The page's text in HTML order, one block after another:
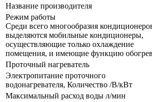
Название производителя
Режим работы
Среди всего многообразия
выделяются мобильные кондиционеры,
осуществляющие только охлаждение
помещения, и имеющие функцию
Проточный нагреватель
Электропитание проточного
водонагревателя, Количество /В/кВт
Максимальный расход воды л/мин